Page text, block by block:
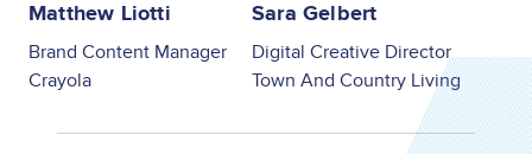
Matthew Liotti
Brand Content Manager
Crayola
Sara Gelbert
Digital Creative Director
Town And Country Living